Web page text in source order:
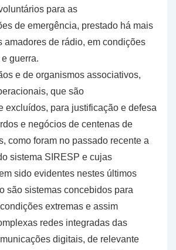
para as
de emergência, prestado há mais
amadores de rádio, em condições
guerra.
e de organismos associativos,
que são
excluídos, para justificação e defesa
e negócios de centenas de
como foram no passado recente a
sistema SIRESP e cujas
sido evidentes nestes últimos
são sistemas concebidos para
extremas e assim
redes integradas das
digitais, de relevante